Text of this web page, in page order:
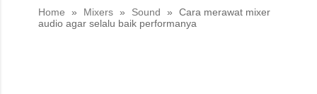
Home » Mixers » Sound »
Cara merawat mixer
audio agar selalu baik performanya